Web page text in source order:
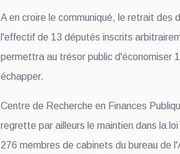
A en croire le communiqué, le retrait des
l'effectif de 13 députés inscrits
permettra au trésor public d'économiser
échapper.
Centre de Recherche en Finances
regrette par ailleurs le maintien dans la
276 membres de cabinets du bureau de